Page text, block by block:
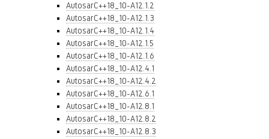
AutosarC++18_10-A12.1.2
AutosarC++18_10-A12.1.3
AutosarC++18_10-A12.1.4
AutosarC++18_10-A12.1.5
AutosarC++18_10-A12.1.6
AutosarC++18_10-A12.4.1
AutosarC++18_10-A12.4.2
AutosarC++18_10-A12.6.1
AutosarC++18_10-A12.8.1
AutosarC++18_10-A12.8.2
AutosarC++18_10-A12.8.3